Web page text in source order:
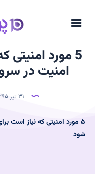
5 مورد امنیتی
امنیت در
۳۱ تیر ۱۳۹۵
۵ مورد امنیتی که نیاز است برای برقراری امنیت در
شود